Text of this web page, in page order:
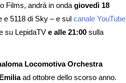
Films, andrà in onda giovedì 18
e 5118 di Sky – e sul canale YouTube
su LepidaTV e alle 21:00 sulla
Locomotiva Orchestra
ad ottobre dello scorso anno.